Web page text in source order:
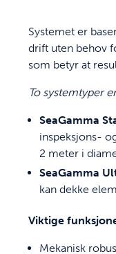
Systemet er
drift uten behov
som betyr at
To systemtyper
SeaGamma
inspeksjons-
2 meter i
SeaGamma
kan dekke
Viktige
Mekanisk